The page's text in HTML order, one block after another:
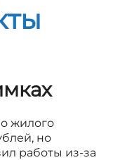
жилого
но
работы из-за